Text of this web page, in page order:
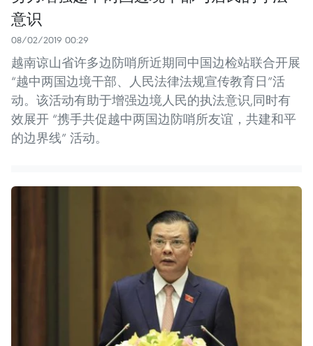
意识
08/02/2019 00:29
越南谅山省许多边防哨所近期同中国边检站联合开展
“越中两国边境干部、人民法律法规宣传教育日”活
动。该活动有助于增强边境人民的执法意识,同时有
效展开 “携手共促越中两国边防哨所友谊，共建和平
的边界线” 活动。